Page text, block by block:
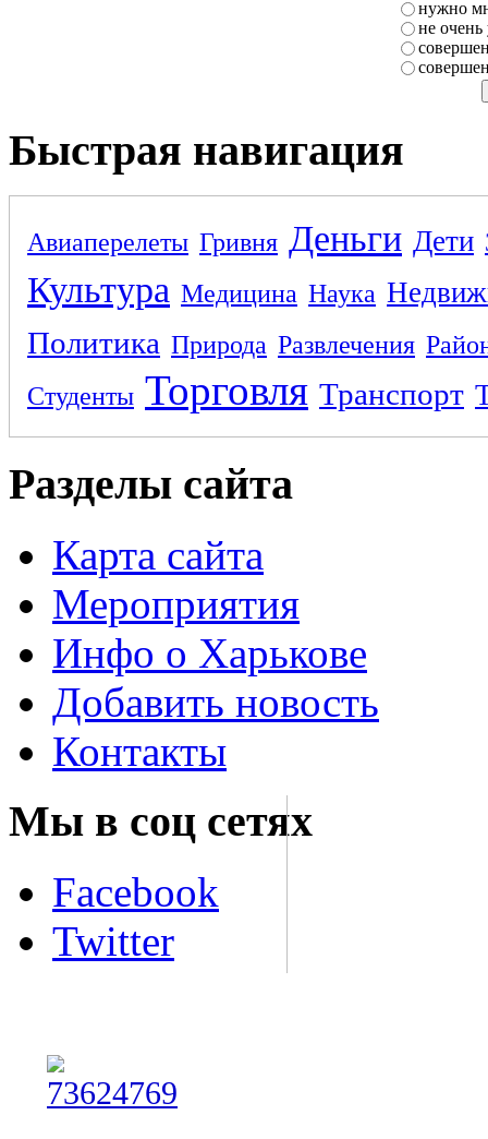
нужно
не очень
Быстрая навигация
Авиаперелеты Гривня Деньги Дети
Культура Медицина Наука
Политика Природа Развлечения
Студенты Торговля Транспорт
Разделы сайта
Карта сайта
Мероприятия
Инфо о Харькове
Добавить новость
Контакты
Мы в соц сетях
Facebook
Twitter